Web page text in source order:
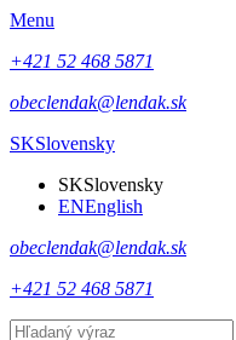
Menu
+421 52 468 5871
obeclendak@lendak.sk
SKSlovensky
SKSlovensky
ENEnglish
obeclendak@lendak.sk
+421 52 468 5871